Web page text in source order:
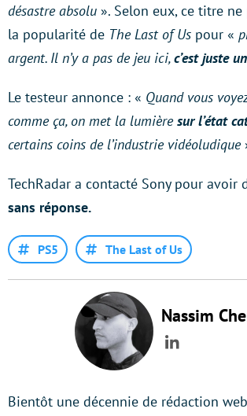
désastre absolu ». Selon eux, ce titre
la popularité de The Last of Us pour «
argent. Il n’y a pas de jeu ici,c’est juste
Le testeur annonce : « Quand vous
comme ça, on met la lumièresur l’état
certains coins de l’industrie vidéoludique
TechRadar a contacté Sony pour avoir
sans réponse.
PS5 The Last of Us
Nassim
LinkedIn
Bientôt une décennie de rédaction